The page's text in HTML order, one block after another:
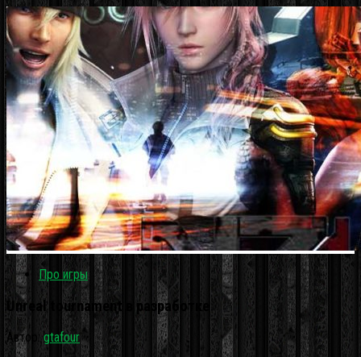
Про игры
Unreal tournament в разработке
Автор:gtafour ·